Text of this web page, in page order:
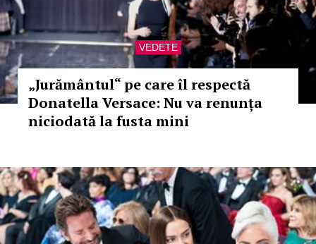
VEDETE
„Jurământul“ pe care îl respectă
Donatella Versace: Nu va renunța
niciodată la fusta mini